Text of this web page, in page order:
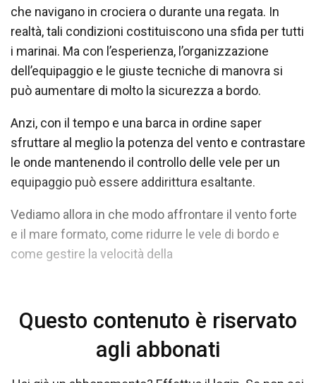
che navigano in crociera o durante una regata. In
realtà, tali condizioni costituiscono una sfida per tutti
i marinai. Ma con l’esperienza, l’organizzazione
dell’equipaggio e le giuste tecniche di manovra si
può aumentare di molto la sicurezza a bordo.
Anzi, con il tempo e una barca in ordine saper
sfruttare al meglio la potenza del vento e contrastare
le onde mantenendo il controllo delle vele per un
equipaggio può essere addirittura esaltante.
Vediamo allora in che modo affrontare il vento forte
e il mare formato, come ridurre le vele di bordo e
come gestire la velocità della
Questo contenuto è riservato
agli abbonati